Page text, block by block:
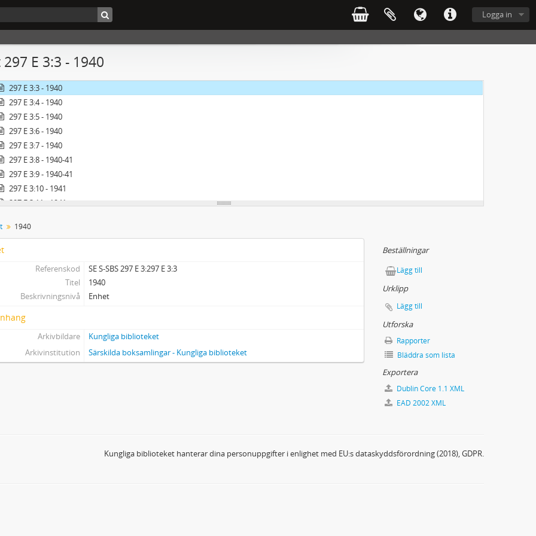
Logga in
E 3:3 - 1940
E 3 - Tryckfrihet
297 E 3:1 - 1939
297 E 3:3 - 1940
297 E 3:4 - 1940
297 E 3:5 - 1940
297 E 3:6 - 1940
297 E 3:7 - 1940
297 E 3:8 - 1940-41
297 E 3:9 - 1940-41
297 E 3:10 - 1941
297 E 3:11 - 1941
297 E 3:13 - 1941
297 E 3:16 - 1942
297 E 3:17 - 1942-43
297 E 3:18 - 1943
1940
Referenskod
SE S-SBS 297 E 3:297 E 3:3
Titel
1940
Beskrivningsnivå
Enhet
Arkivbildare
Kungliga biblioteket
Arkivinstitution
Särskilda boksamlingar - Kungliga biblioteket
Beställningar
Lägg till
Urklipp
Lägg till
Utforska
Rapporter
Bläddra som lista
Exportera
Dublin Core 1.1 XML
EAD 2002 XML
Kungliga biblioteket hanterar dina personuppgifter i enlighet med EU:s dataskyddsförordning (2018), GDPR.